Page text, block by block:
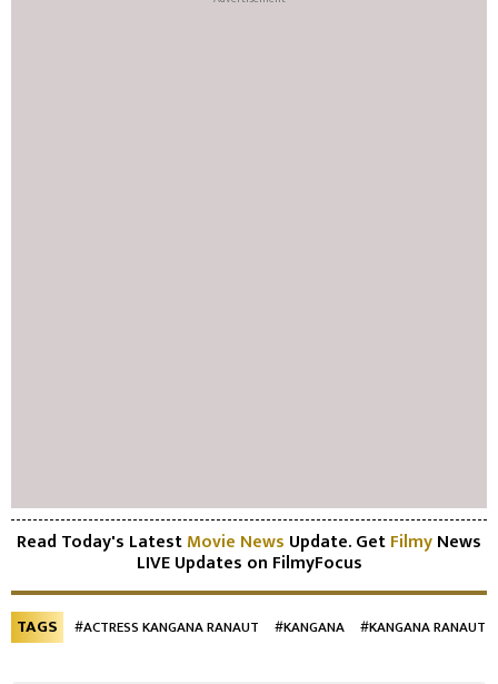
Read Today's LatestMovie News Update. GetFilmyNews
LIVE Updates on FilmyFocus
TAGS #ACTRESS KANGANA RANAUT #KANGANA #KANGANA RANAUT